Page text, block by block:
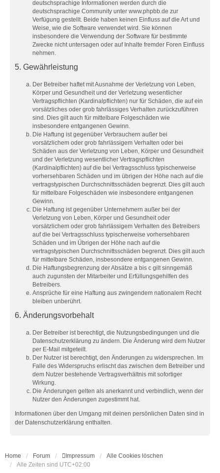
deutschsprachige Informationen werden durch die
deutschsprachige Community unter www.phpbb.de zur
Verfügung gestellt. Beide haben keinen Einfluss auf die Art und
Weise, wie die Software verwendet wird. Sie können
insbesondere die Verwendung der Software für bestimmte
Zwecke nicht untersagen oder auf Inhalte fremder Foren Einfluss
nehmen.
5. Gewährleistung
Der Betreiber haftet mit Ausnahme der Verletzung von Leben,
Körper und Gesundheit und der Verletzung wesentlicher
Vertragspflichten (Kardinalpflichten) nur für Schäden, die auf ein
vorsätzliches oder grob fahrlässiges Verhalten zurückzuführen
sind. Dies gilt auch für mittelbare Folgeschäden wie
insbesondere entgangenen Gewinn.
Die Haftung ist gegenüber Verbrauchern außer bei
vorsätzlichem oder grob fahrlässigem Verhalten oder bei
Schäden aus der Verletzung von Leben, Körper und Gesundheit
und der Verletzung wesentlicher Vertragspflichten
(Kardinalpflichten) auf die bei Vertragsschluss typischerweise
vorhersehbaren Schäden und im übrigen der Höhe nach auf die
vertragstypischen Durchschnittsschäden begrenzt. Dies gilt auch
für mittelbare Folgeschäden wie insbesondere entgangenen
Gewinn.
Die Haftung ist gegenüber Unternehmern außer bei der
Verletzung von Leben, Körper und Gesundheit oder
vorsätzlichem oder grob fahrlässigem Verhalten des Betreibers
auf die bei Vertragsschluss typischerweise vorhersehbaren
Schäden und im Übrigen der Höhe nach auf die
vertragstypischen Durchschnittsschäden begrenzt. Dies gilt auch
für mittelbare Schäden, insbesondere entgangenen Gewinn.
Die Haftungsbegrenzung der Absätze a bis c gilt sinngemäß
auch zugunsten der Mitarbeiter und Erfüllungsgehilfen des
Betreibers.
Ansprüche für eine Haftung aus zwingendem nationalem Recht
bleiben unberührt.
6. Änderungsvorbehalt
Der Betreiber ist berechtigt, die Nutzungsbedingungen und die
Datenschutzerklärung zu ändern. Die Änderung wird dem Nutzer
per E-Mail mitgeteilt.
Der Nutzer ist berechtigt, den Änderungen zu widersprechen. Im
Falle des Widerspruchs erlischt das zwischen dem Betreiber und
dem Nutzer bestehende Vertragsverhältnis mit sofortiger
Wirkung.
Die Änderungen gelten als anerkannt und verbindlich, wenn der
Nutzer den Änderungen zugestimmt hat.
Informationen über den Umgang mit deinen persönlichen Daten sind in
der Datenschutzerklärung enthalten.
Home Forum Impressum
Alle Cookies löschen
Alle Zeiten sind UTC+02:00